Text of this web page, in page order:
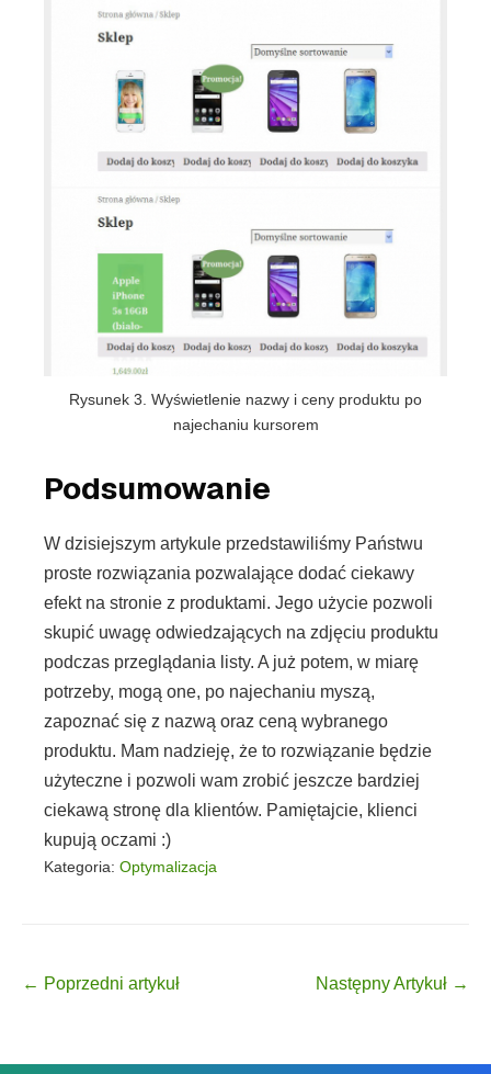
Rysunek 3. Wyświetlenie nazwy i ceny produktu po
najechaniu kursorem
Podsumowanie
W dzisiejszym artykule przedstawiliśmy Państwu
proste rozwiązania pozwalające dodać ciekawy
efekt na stronie z produktami. Jego użycie pozwoli
skupić uwagę odwiedzających na zdjęciu produktu
podczas przeglądania listy. A już potem, w miarę
potrzeby, mogą one, po najechaniu myszą,
zapoznać się z nazwą oraz ceną wybranego
produktu. Mam nadzieję, że to rozwiązanie będzie
użyteczne i pozwoli wam zrobić jeszcze bardziej
ciekawą stronę dla klientów. Pamiętajcie, klienci
kupują oczami :)
Kategoria: Optymalizacja
Post Navigation
← Poprzedni artykuł Następny Artykuł →